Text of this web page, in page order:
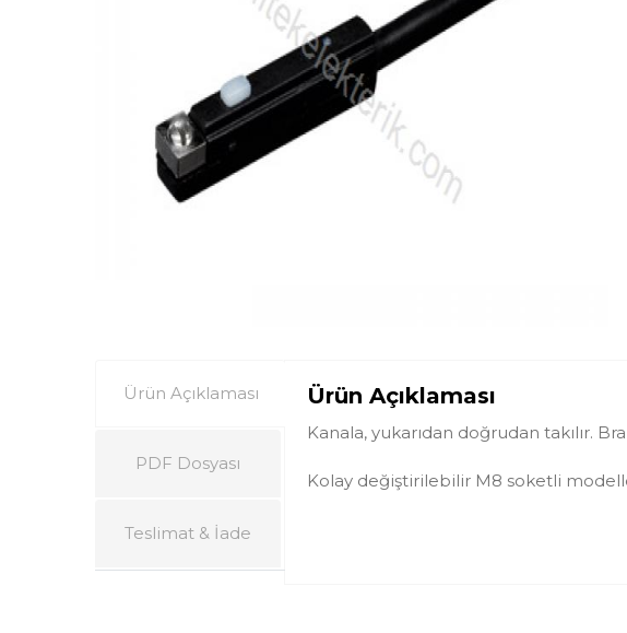
Ürün Açıklaması
PDF Dosyası
Teslimat & İade
Ürün Açıklaması
Kanala, yukarıdan doğrudan takılır.
Kolay değiştirilebilir M8 soketli